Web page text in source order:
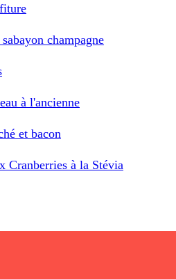
champagne
à l'ancienne
et bacon
Cranberries à la Stévia